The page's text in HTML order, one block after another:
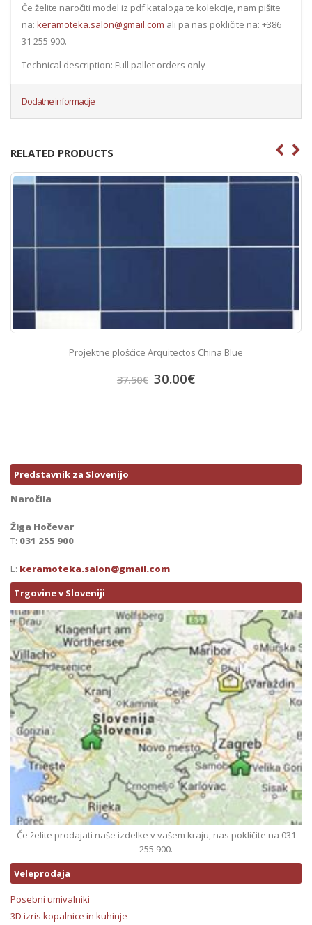
Če želite naročiti model iz pdf kataloga te kolekcije, nam pišite
na: keramoteka.salon@gmail.com ali pa nas pokličite na: +386
31 255 900.
Technical description: Full pallet orders only
Dodatne informacije
RELATED PRODUCTS
Projektne plošćice Arquitectos China Blue
37.50€ 30.00€
Predstavnik za Slovenijo
Naročila
Žiga Hočevar
T: 031 255 900
E: keramoteka.salon@gmail.com
Trgovine v Sloveniji
Če želite prodajati naše izdelke v vašem kraju, nas pokličite na 031
255 900.
Veleprodaja
Posebni umivalniki
3D izris kopalnice in kuhinje